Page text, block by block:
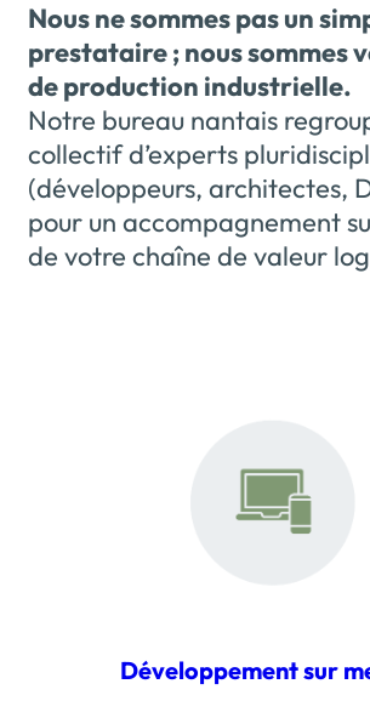
Nous ne sommes pas un
prestataire ; nous sommes
de production industrielle.
Notre bureau nantais
collectif d’experts
(développeurs, architectes,
pour un accompagnement
de votre chaîne de valeur
Développement sur